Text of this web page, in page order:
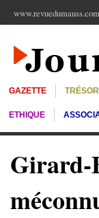
www.revuedumauss.com
GAZETTE
ETHIQUE
Girard-